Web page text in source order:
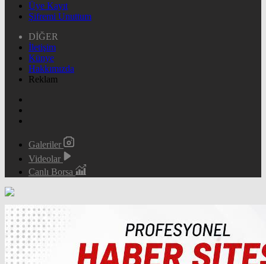
Üye Kayıt
Şifremi Unuttum
DİĞER
İletişim
Künye
Hakkımızda
Reklam
Galeriler
Videolar
Canlı Borsa